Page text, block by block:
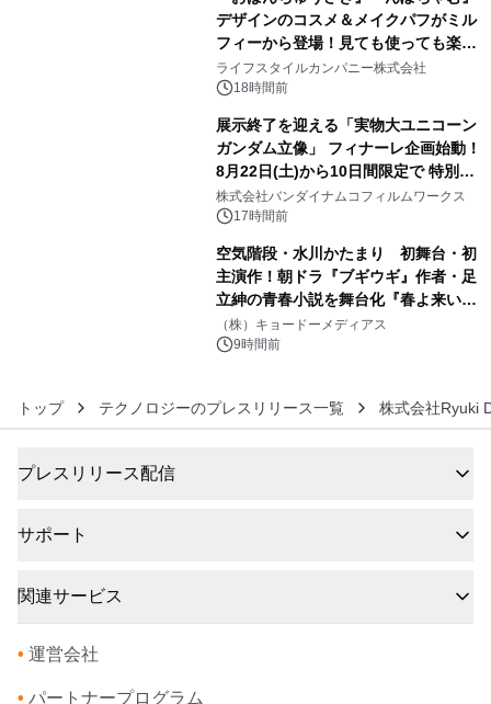
デザインのコスメ＆メイクパフがミル
フィーから登場！見ても使っても楽し
い、ポップでキュートなコレクショ
ン。
ライフスタイルカンパニー株式会社
18時間前
展示終了を迎える「実物大ユニコーン
ガンダム立像」 フィナーレ企画始動！
8月22日(土)から10日間限定で 特別映
像『UNICORN GUNDAM Statue ―
BEYOND POSSIBILITY ―』を上映！
株式会社バンダイナムコフィルムワークス
17時間前
空気階段・水川かたまり 初舞台・初
主演作！朝ドラ『ブギウギ』作者・足
立紳の青春小説を舞台化『春よ来い、
マジで来い』キービジュアル解禁！
（株）キョードーメディアス
9時間前
トップ テクノロジーのプレスリリース一覧 株式会社Ryuki
プレスリリース配信
サポート
関連サービス
• 運営会社
• パートナープログラム